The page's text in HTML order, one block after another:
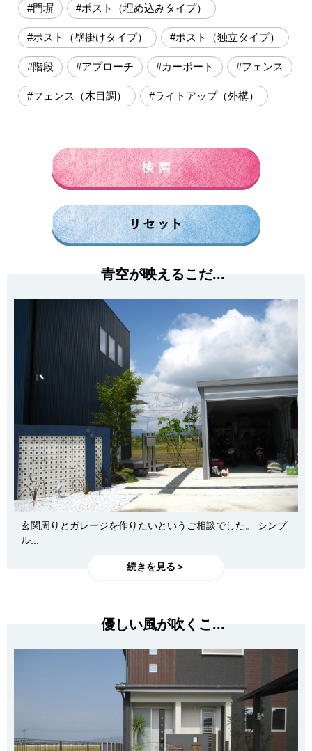
300万円前後 500万円～
#門塀 #ポスト（埋め込みタイプ）
#ポスト（壁掛けタイプ） #ポスト（独立タイプ）
#階段 #アプローチ #カーポート #フェンス
#フェンス（木目調） #ライトアップ（外構）
青空が映えるこだ...
玄関周りとガレージを作りたいというご相談でした。 シンプ
ル...
続きを見る＞
優しい風が吹くこ...